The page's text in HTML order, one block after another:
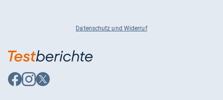
Datenschutz und Widerruf
Auf
Facebook
Auf
Instagram
Auf
X